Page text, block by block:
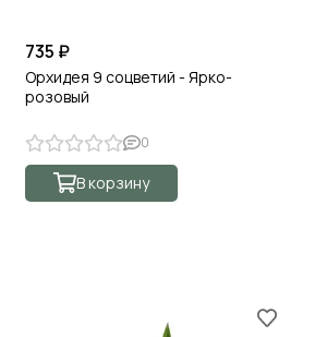
735 ₽
Орхидея 9 соцветий - Ярко-
розовый
0
В корзину